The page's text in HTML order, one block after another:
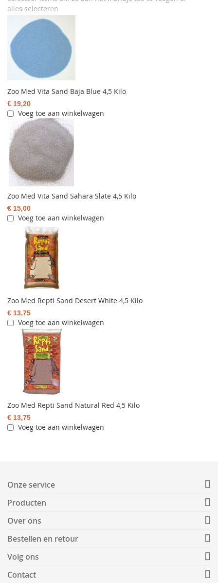
alles selecteren
Zoo Med Vita Sand Baja Blue 4,5 Kilo
€ 19,20
Voeg toe aan winkelwagen
Zoo Med Vita Sand Sahara Slate 4,5 Kilo
€ 15,00
Voeg toe aan winkelwagen
Zoo Med Repti Sand Desert White 4,5 Kilo
€ 13,75
Voeg toe aan winkelwagen
Zoo Med Repti Sand Natural Red 4,5 Kilo
€ 13,75
Voeg toe aan winkelwagen
Onze service
Producten
Over ons
Bestellen en retour
Volg ons
Contact